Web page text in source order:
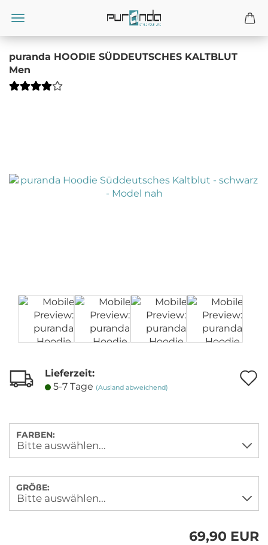
puranda HOODIE SÜDDEUTSCHES KALTBLUT
Men
Lieferzeit:
5-7 Tage (Ausland abweichend)
FARBEN:
GRÖßE:
69,90 EUR